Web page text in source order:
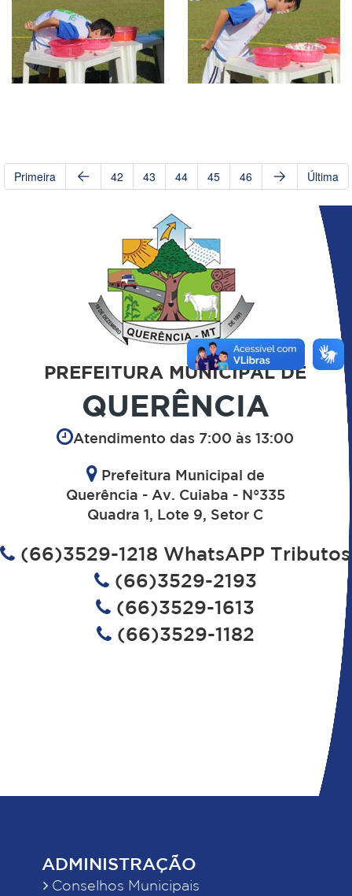
Primeira 42 43 44 45 46 Última
PREFEITURA MUNICIPAL DE
QUERÊNCIA
Atendimento das 7:00 às 13:00
Prefeitura Municipal de
Querência - Av. Cuiaba - N°335
Quadra 1, Lote 9, Setor C
(66)3529-1218 WhatsAPP Tributos
(66)3529-2193
(66)3529-1613
(66)3529-1182
ADMINISTRAÇÃO
Conselhos Municipais